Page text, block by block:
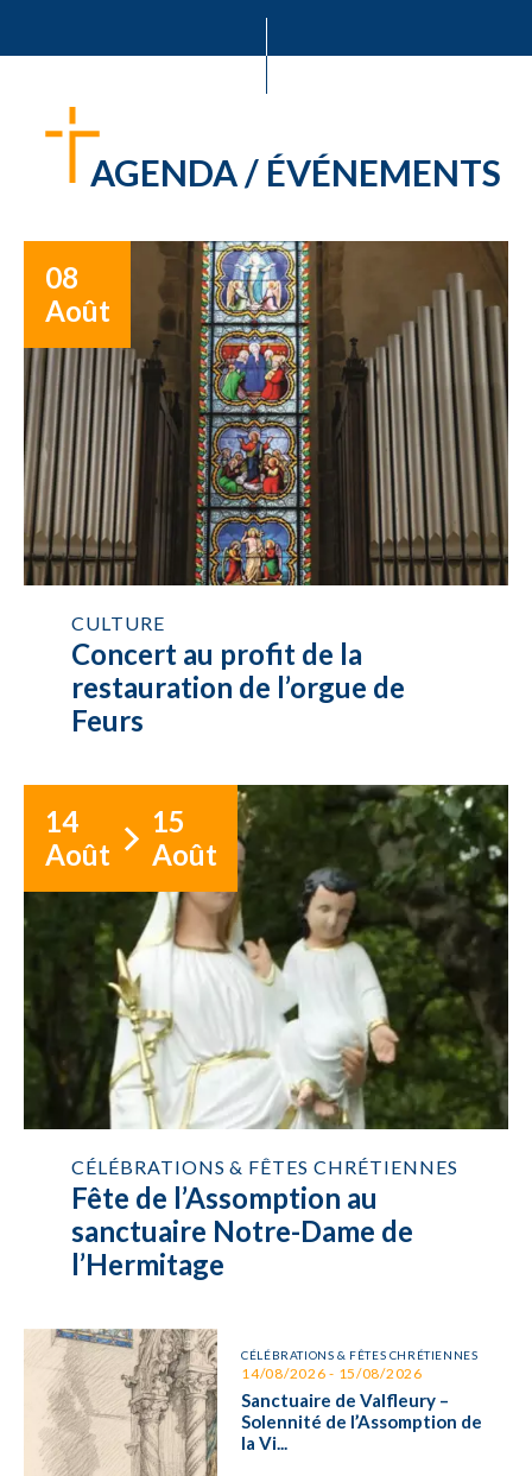
AGENDA / ÉVÉNEMENTS
08
Août
CULTURE
Concert au profit de la
restauration de l’orgue de
Feurs
14
Août
15
Août
CÉLÉBRATIONS & FÊTES CHRÉTIENNES
Fête de l’Assomption au
sanctuaire Notre-Dame de
l’Hermitage
CÉLÉBRATIONS & FÊTES CHRÉTIENNES
14/08/2026 - 15/08/2026
Sanctuaire de Valfleury –
Solennité de l’Assomption de
la Vi...